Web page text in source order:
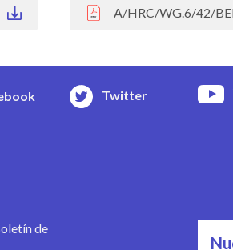
A/HRC/WG.6/42/
Twitter
de